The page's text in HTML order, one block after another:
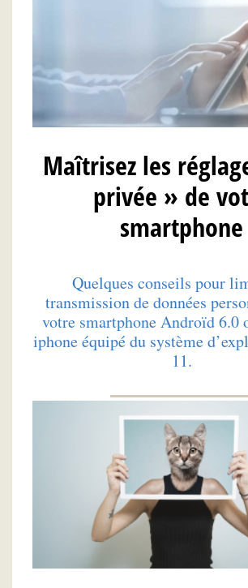
Maîtrisez les
privée » de
smartphone
Quelques conseils pour
transmission de données
votre smartphone Androïd 6.0
iphone équipé du système
11.